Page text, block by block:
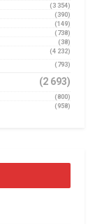
(3 354)
(390)
(149)
(738)
(38)
(4 232)
(793)
(2 693)
(800)
(958)